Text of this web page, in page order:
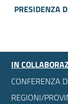
PRESIDENZA
IN
CONFERENZA
REGIONI/